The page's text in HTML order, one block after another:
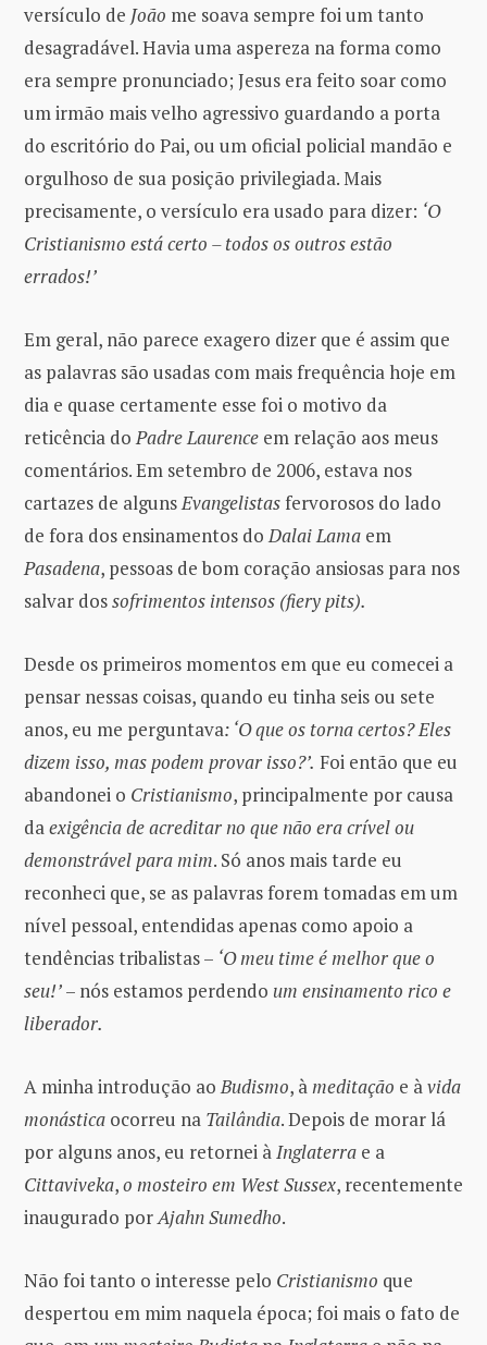
versículo de João me soava sempre foi um tanto
desagradável. Havia uma aspereza na forma como
era sempre pronunciado; Jesus era feito soar como
um irmão mais velho agressivo guardando a porta
do escritório do Pai, ou um oficial policial mandão e
orgulhoso de sua posição privilegiada. Mais
precisamente, o versículo era usado para dizer: ‘O
Cristianismo está certo – todos os outros estão
errados!’
Em geral, não parece exagero dizer que é assim que
as palavras são usadas com mais frequência hoje em
dia e quase certamente esse foi o motivo da
reticência do Padre Laurence em relação aos meus
comentários. Em setembro de 2006, estava nos
cartazes de alguns Evangelistasfervorosos do lado
de fora dos ensinamentos do Dalai Lama em
Pasadena, pessoas de bom coração ansiosas para nos
salvar dossofrimentos intensos (fiery pits).
Desde os primeiros momentos em que eu comecei a
pensar nessas coisas, quando eu tinha seis ou sete
anos, eu me perguntava: ‘O que os torna certos? Eles
dizem isso, mas podem provar isso?’. Foi então que eu
abandonei o Cristianismo, principalmente por causa
da exigência de acreditar no que não era crível ou
demonstrável para mim. Só anos mais tarde eu
reconheci que, se as palavras forem tomadas em um
nível pessoal, entendidas apenas como apoio a
tendências tribalistas – ‘O meu time é melhor que o
seu!’– nós estamos perdendo um ensinamento rico e
liberador.
A minha introdução aoBudismo, àmeditação e àvida
monástica ocorreu na Tailândia. Depois de morar lá
por alguns anos, eu retornei àInglaterra e a
Cittaviveka,o mosteiro em West Sussex, recentemente
inaugurado porAjahn Sumedho.
Não foi tanto o interesse pelo Cristianismo que
despertou em mim naquela época; foi mais o fato de